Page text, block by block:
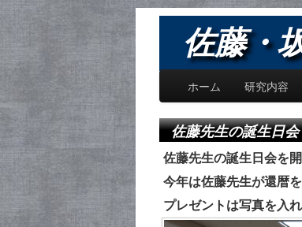
佐藤・
ホーム 研究内容
佐藤先生の誕生日
佐藤先生の誕生日会を
今年は佐藤先生が還暦
プレゼントは写真を入